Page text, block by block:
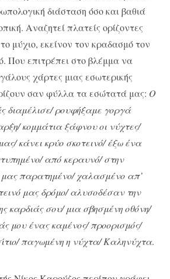
διάσταση όσο και βαθιά
Αναζητεί πλατείς ορίζοντες
μύχιο, εκείνον τον κραδασμό τον
Που επιτρέπει στο βλέμμα να
χάρτες μιας εσωτερικής
σαν φύλλα τα εσώτατά μας: Ο
διαμέλισε/ ρουφήξαμε γοργά
κομμάτια ξάφνου οι νύχτες/
κάνει κρύο σκοτεινό/ έξω ένα
από κεραυνό/ στην
παρατημένο/ χαλασμένο απ’
μας δρόμο/ αλυσοδέσαν την
καρδιάς σου/ μια σβησμένη οθόνη/
μου ένας καμένος/ προορισμός/
παγωμένη η νύχτα/ Καληνύχτα.